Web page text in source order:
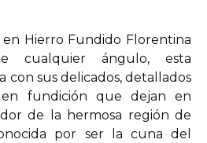
en Hierro Fundido Florentina
cualquier ángulo, esta
con sus delicados, detallados
fundición que dejan en
de la hermosa región de
por ser la cuna del